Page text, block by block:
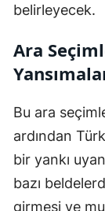
belirleyecek.
Ara
Bu ara
ardından
bir yankı
bazı
girmesi ve